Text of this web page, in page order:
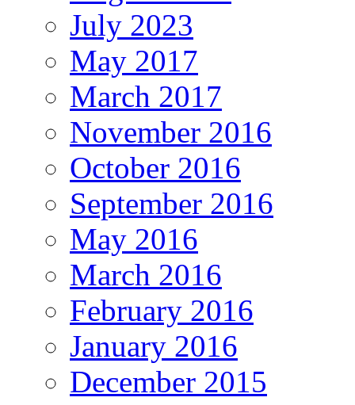
July 2023
May 2017
March 2017
November 2016
October 2016
September 2016
May 2016
March 2016
February 2016
January 2016
December 2015